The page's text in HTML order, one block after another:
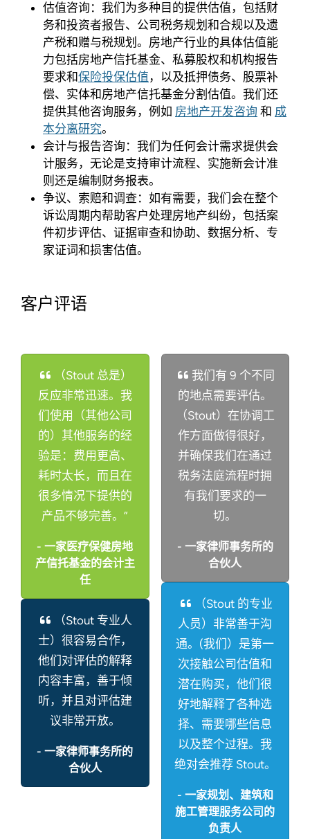
估值咨询：我们为多种目的提供估值，包括财
务和投资者报告、公司税务规划和合规以及遗
产税和赠与税规划。房地产行业的具体估值能
力包括房地产信托基金、私募股权和机构报告
要求和保险投保估值 ，以及抵押债务、股票补
偿、实体和房地产信托基金分割估值。我们还
提供其他咨询服务，例如 房地产开发咨询 和 成
本分离研究。
会计与报告咨询：我们为任何会计需求提供会
计服务，无论是支持审计流程、实施新会计准
则还是编制财务报表。
争议、索赔和调查：如有需要，我们会在整个
诉讼周期内帮助客户处理房地产纠纷，包括案
件初步评估、证据审查和协助、数据分析、专
家证词和损害估值。
客户评语
（Stout 总是）
反应非常迅速。我
们使用（其他公司
的）其他服务的经
验是：费用更高、
耗时太长，而且在
很多情况下提供的
产品不够完善。”
- 一家医疗保健房地
产信托基金的会计主
任
（Stout 专业人
士）很容易合作，
他们对评估的解释
内容丰富，善于倾
听，并且对评估建
议非常开放。
- 一家律师事务所的
合伙人
我们有 9 个不同
的地点需要评估。
（Stout）在协调工
作方面做得很好，
并确保我们在通过
税务法庭流程时拥
有我们要求的一
切。
- 一家律师事务所的
合伙人
（Stout 的专业
人员）非常善于沟
通。(我们）是第一
次接触公司估值和
潜在购买，他们很
好地解释了各种选
择、需要哪些信息
以及整个过程。我
绝对会推荐 Stout。
- 一家规划、建筑和
施工管理服务公司的
负责人